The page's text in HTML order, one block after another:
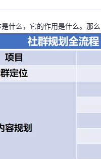
什么，它的作用是什么。那么